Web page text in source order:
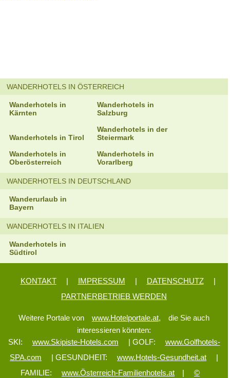
WANDERHOTELS IN ÖSTERREICH
Wanderhotels in
Kärnten
Wanderhotels in
Salzburg
Wanderhotels in Tirol
Wanderhotels in der
Steiermark
Wanderhotels in
Oberösterreich
Wanderhotels in
Vorarlberg
WANDERHOTELS IN DEUTSCHLAND
Wanderurlaub in
Bayern
WANDERHOTELS IN ITALIEN
Wanderhotels in
Südtirol
KONTAKT | IMPRESSUM | DATENSCHUTZ
|
PARTNERBETRIEB WERDEN
Weitere Portale von www.Hotelportale.at,
die Sie auch
interessieren könnten:
SKI:
www.Skipiste-Hotels.com | GOLF:
www.Golfhotels-
SPA.com
| GESUNDHEIT: www.Hotels-Gesundheit.at
|
FAMILIE:
www.Österreich-Familienhotels.at | ©